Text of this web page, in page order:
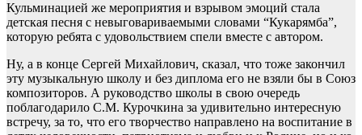
Кульминацией же мероприятия и взрывом эмоций стала
детская песня с невыговариваемыми словами “Кукарямба”,
которую ребята с удовольствием спели вместе с автором.
Ну, а в конце Сергей Михайлович, сказал, что тоже закончил
эту музыкальную школу и без диплома его не взяли бы в Союз
композиторов. А руководство школы в свою очередь
поблагодарило С.М. Курочкина за удивительно интересную
встречу, за то, что его творчество направлено на воспитание в